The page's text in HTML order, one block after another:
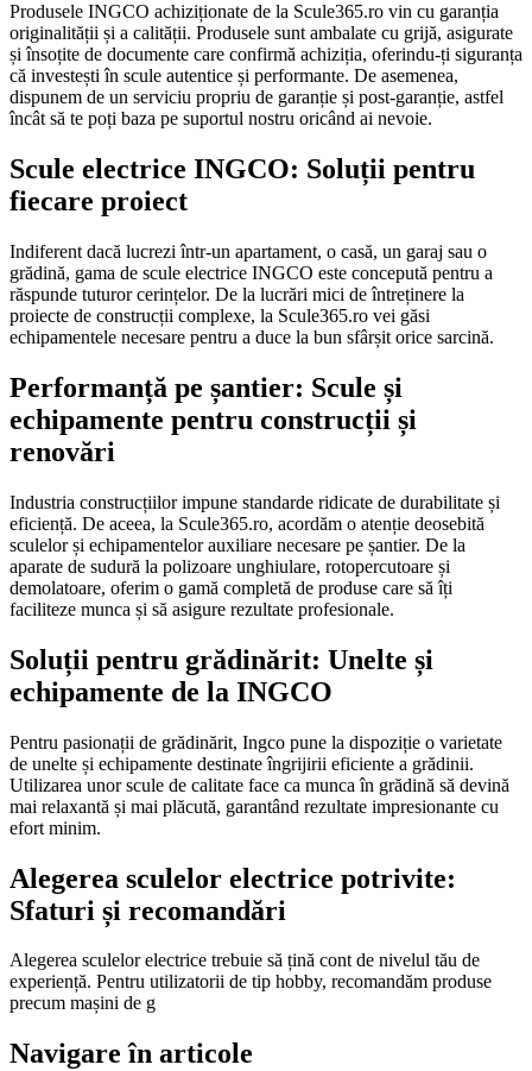
Produsele INGCO achiziționate de la Scule365.ro vin cu garanția
originalității și a calității. Produsele sunt ambalate cu grijă, asigurate
și însoțite de documente care confirmă achiziția, oferindu-ți siguranța
că investești în scule autentice și performante. De asemenea,
dispunem de un serviciu propriu de garanție și post-garanție, astfel
încât să te poți baza pe suportul nostru oricând ai nevoie.
Scule electrice INGCO: Soluții pentru
fiecare proiect
Indiferent dacă lucrezi într-un apartament, o casă, un garaj sau o
grădină, gama de scule electrice INGCO este concepută pentru a
răspunde tuturor cerințelor. De la lucrări mici de întreținere la
proiecte de construcții complexe, la Scule365.ro vei găsi
echipamentele necesare pentru a duce la bun sfârșit orice sarcină.
Performanță pe șantier: Scule și
echipamente pentru construcții și
renovări
Industria construcțiilor impune standarde ridicate de durabilitate și
eficiență. De aceea, la Scule365.ro, acordăm o atenție deosebită
sculelor și echipamentelor auxiliare necesare pe șantier. De la
aparate de sudură la polizoare unghiulare, rotopercutoare și
demolatoare, oferim o gamă completă de produse care să îți
faciliteze munca și să asigure rezultate profesionale.
Soluții pentru grădinărit: Unelte și
echipamente de la INGCO
Pentru pasionații de grădinărit, Ingco pune la dispoziție o varietate
de unelte și echipamente destinate îngrijirii eficiente a grădinii.
Utilizarea unor scule de calitate face ca munca în grădină să devină
mai relaxantă și mai plăcută, garantând rezultate impresionante cu
efort minim.
Alegerea sculelor electrice potrivite:
Sfaturi și recomandări
Alegerea sculelor electrice trebuie să țină cont de nivelul tău de
experiență. Pentru utilizatorii de tip hobby, recomandăm produse
precum mașini de g
Navigare în articole